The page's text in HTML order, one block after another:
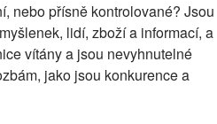
nebo přísně kontrolované? Jsou
lidí, zboží a informací, a
vítány a jsou nevyhnutelné
jako jsou konkurence a